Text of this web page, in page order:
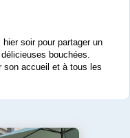
soir pour partager un
bouchées.
son accueil et à tous les